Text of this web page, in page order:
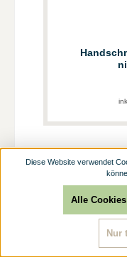
Diese Website verwendet
Nur
Alle